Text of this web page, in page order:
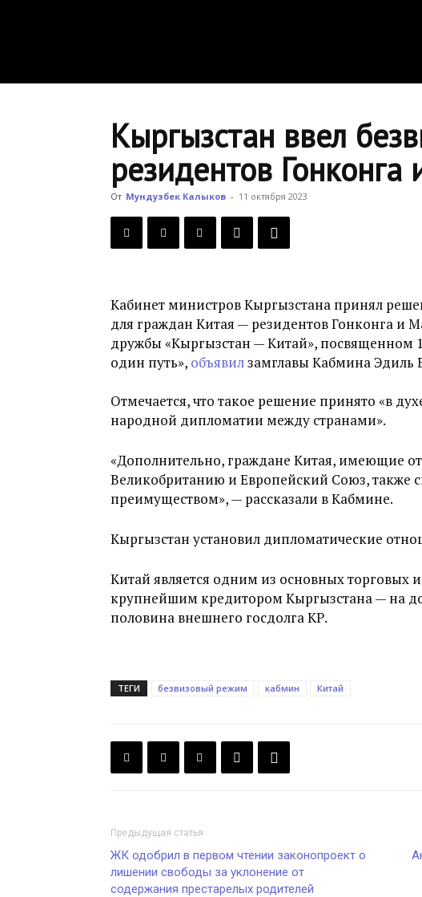
Кыргызстан ввел
резидентов
От Мундузбек Калыков - 11 октября 2023
Кабинет министров Кыргызстана принял
для граждан Китая — резидентов Гонконга и
дружбы «Кыргызстан — Китай», посвященном
один путь», объявилзамглавы Кабмина Эдиль
Отмечается, что такое решение принято «в
народной дипломатии между странами».
«Дополнительно, граждане Китая, имеющие
Великобританию и Европейский Союз, также
преимуществом», — рассказали в Кабмине.
Кыргызстан установил дипломатические
Китай является одним из основных торговых
крупнейшим кредитором Кыргызстана — на
половина внешнего госдолга КР.
ТЕГИ безвизовый режим кабмин Китай
Предыдущая статья
ЖК одобрил в первом чтении законопроект о
лишении свободы за уклонение от
содержания престарелых родителей